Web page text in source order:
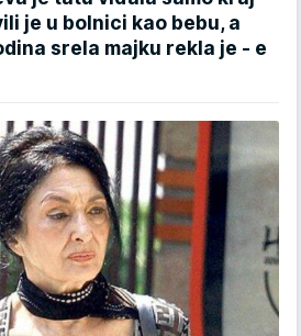
je u bolnici kao bebu, a
srela majku rekla je - e